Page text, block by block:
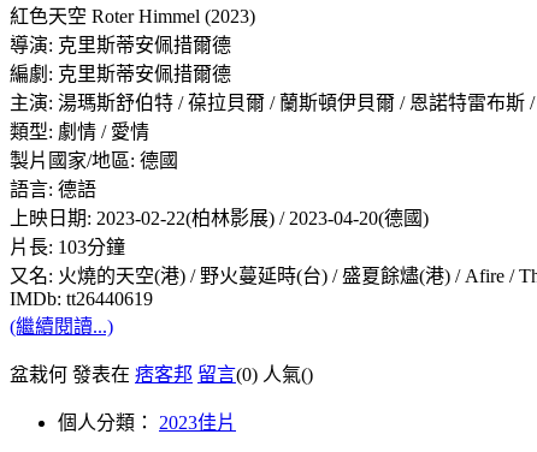
紅色天空 Roter Himmel (2023)
導演: 克里斯蒂安佩措爾德
編劇: 克里斯蒂安佩措爾德
主演: 湯瑪斯舒伯特 / 葆拉貝爾 / 蘭斯頓伊貝爾 / 恩諾特雷布斯
類型: 劇情 / 愛情
製片國家/地區: 德國
語言: 德語
上映日期: 2023-02-22(柏林影展) / 2023-04-20(德國)
片長: 103分鐘
又名: 火燒的天空(港) / 野火蔓延時(台) / 盛夏餘燼(港) / Afire /
IMDb: tt26440619
(繼續閱讀...)
盆栽何 發表在 痞客邦 留言(0) 人氣()
個人分類： 2023佳片